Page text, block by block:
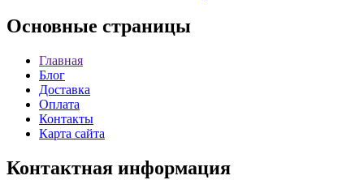
Основные страницы
Главная
Блог
Доставка
Оплата
Контакты
Карта сайта
Контактная информация